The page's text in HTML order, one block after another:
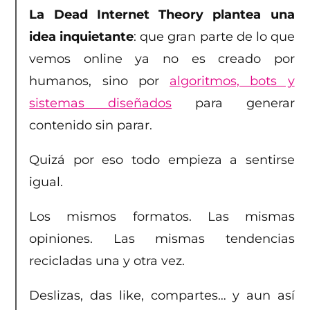
La Dead Internet Theory plantea una
idea inquietante: que gran parte de lo que
vemos online ya no es creado por
humanos, sino por algoritmos, bots y
sistemas diseñados para generar
contenido sin parar.
Quizá por eso todo empieza a sentirse
igual.
Los mismos formatos. Las mismas
opiniones. Las mismas tendencias
recicladas una y otra vez.
Deslizas, das like, compartes… y aun así